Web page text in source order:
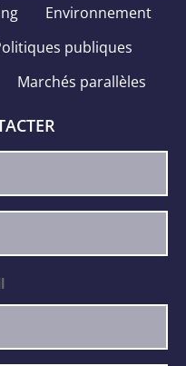
Environnement
publiques
Marchés parallèles